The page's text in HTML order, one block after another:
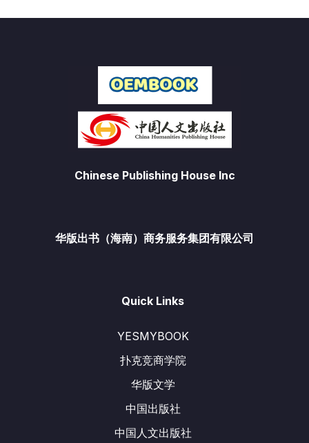
Chinese Publishing House Inc
华版出书（海南）商务服务集团有限公司
Quick Links
YESMYBOOK
扑克竞商学院
华版文学
中国出版社
中国人文出版社